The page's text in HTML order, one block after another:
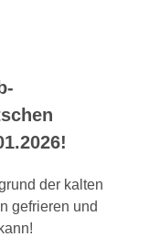
der kalten
gefrieren und